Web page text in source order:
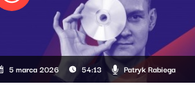
5 marca 2026 54:13 Patryk Rabiega